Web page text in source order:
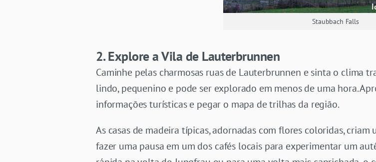
Staubbach Falls
2. Explore a Vila de Lauterbrunnen
Caminhe pelas charmosas ruas de Lauterbrunnen e sinta o clima
lindo, pequenino e pode ser explorado em menos de uma hora.
informações turísticas e pegar o mapa de trilhas da região.
As casas de madeira típicas, adornadas com flores coloridas,
fazer uma pausa em um dos cafés locais para experimentar um